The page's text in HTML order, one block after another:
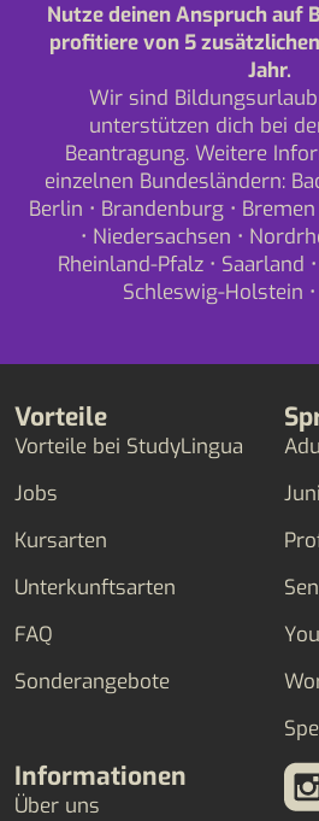
Nutze deinen Anspruch auf
profitiere von 5
Jahr.
Wir sind
unterstützen dich bei
Beantragung. Weitere
einzelnen Bundesländern:
Berlin • Brandenburg • Bremen
• Niedersachsen •
Rheinland-Pfalz • Saarland •
Schleswig-Holstein •
Vorteile
Vorteile bei StudyLingua
Jobs
Kursarten
Unterkunftsarten
FAQ
Sonderangebote
Informationen
Über uns